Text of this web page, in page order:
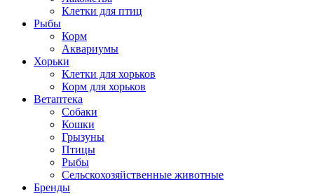
Клетки для птиц
Рыбы
Корм
Аквариумы
Хорьки
Клетки для хорьков
Корм для хорьков
Ветаптека
Собаки
Кошки
Грызуны
Птицы
Рыбы
Сельскохозяйственные животные
Бренды